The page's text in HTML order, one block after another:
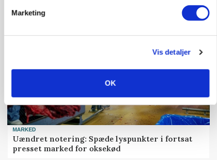
Marketing
Vis detaljer
OK
MARKED
Uændret notering: Spæde lyspunkter i fortsat
presset marked for oksekød